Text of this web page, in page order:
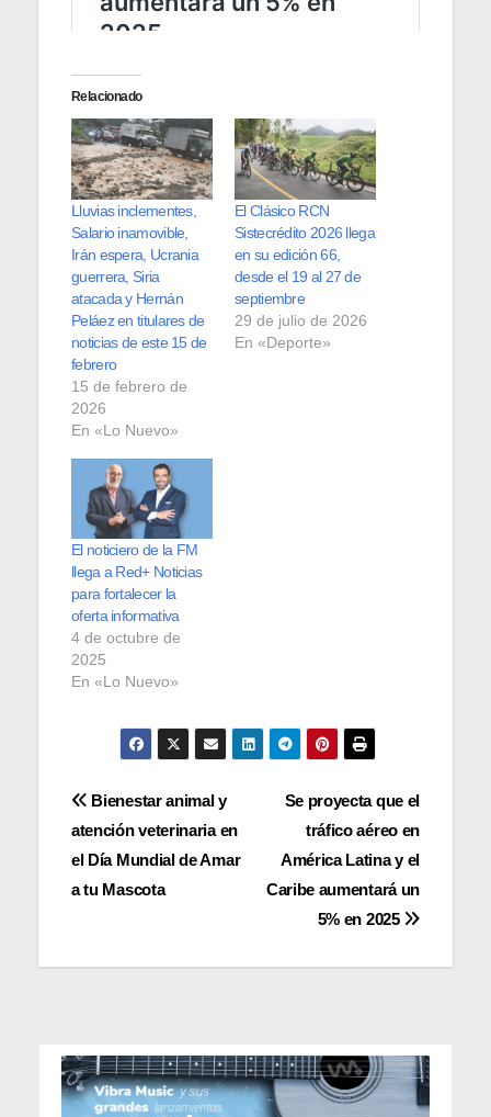
Relacionado
Lluvias inclementes,
Salario inamovible,
Irán espera, Ucrania
guerrera, Siria
atacada y Hernán
Peláez en titulares de
noticias de este 15 de
febrero
15 de febrero de
2026
En «Lo Nuevo»
El Clásico RCN
Sistecrédito 2026 llega
en su edición 66,
desde el 19 al 27 de
septiembre
29 de julio de 2026
En «Deporte»
El noticiero de la FM
llega a Red+ Noticias
para fortalecer la
oferta informativa
4 de octubre de
2025
En «Lo Nuevo»
Navegación
de
entradas
Se proyecta que el
tráfico aéreo en
América Latina y el
Caribe aumentará un
5% en 2025
Bienestar animal y
atención veterinaria en
el Día Mundial de Amar
a tu Mascota